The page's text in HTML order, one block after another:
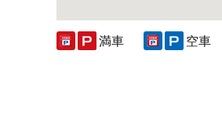
満車 空車